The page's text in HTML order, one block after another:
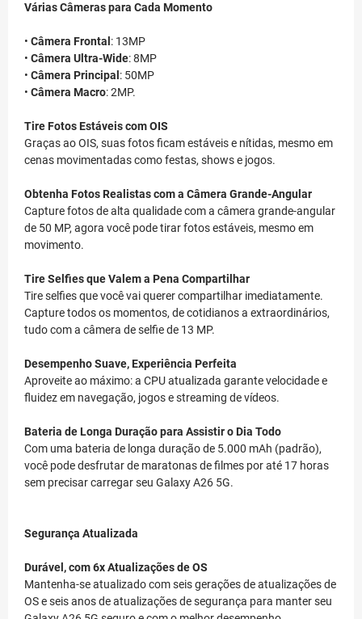
Várias Câmeras para Cada Momento
• Câmera Frontal : 13MP
• Câmera Ultra-Wide: 8MP
• Câmera Principal : 50MP
• Câmera Macro: 2MP.
Tire Fotos Estáveis com OIS
Graças ao OIS, suas fotos ficam estáveis e nítidas, mesmo em
cenas movimentadas como festas, shows e jogos.
Obtenha Fotos Realistas com a Câmera Grande-Angular
Capture fotos de alta qualidade com a câmera grande-angular
de 50 MP, agora você pode tirar fotos estáveis, mesmo em
movimento.
Tire Selfies que Valem a Pena Compartilhar
Tire selfies que você vai querer compartilhar imediatamente.
Capture todos os momentos, de cotidianos a extraordinários,
tudo com a câmera de selfie de 13 MP.
Desempenho Suave, Experiência Perfeita
Aproveite ao máximo: a CPU atualizada garante velocidade e
fluidez em navegação, jogos e streaming de vídeos.
Bateria de Longa Duração para Assistir o Dia Todo
Com uma bateria de longa duração de 5.000 mAh (padrão),
você pode desfrutar de maratonas de filmes por até 17 horas
sem precisar carregar seu Galaxy A26 5G.
Segurança Atualizada
Durável, com 6x Atualizações de OS
Mantenha-se atualizado com seis gerações de atualizações de
OS e seis anos de atualizações de segurança para manter seu